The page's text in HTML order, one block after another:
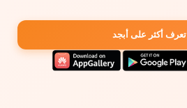
تعرف أكثر على أبجد